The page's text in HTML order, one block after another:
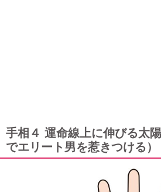
手相４ 運命線上に伸びる太
でエリート男を惹きつける）